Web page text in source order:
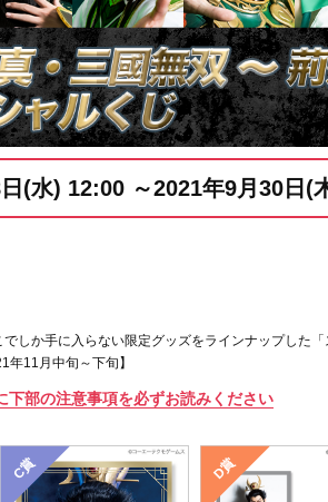
(水) 12:00～2021年9月30日(
しか手に入らない限定グッズをラインナップした
11月中旬～下旬】
下部の注意事項を必ずお読みください
C賞 D賞